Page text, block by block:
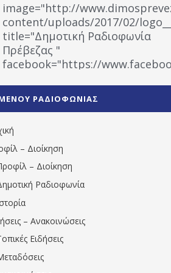
image="http://
content/uploads/2017/02/
title="Δημοτική Ραδιοφωνία
Πρέβεζας "
facebook="https://
1531194763766854/" artist="" ]
ΡΑΔΙΟΦΩΝΙΑΣ
– Διοίκηση
– Διοίκηση
Ραδιοφωνία
– Ανακοινώσεις
Ειδήσεις